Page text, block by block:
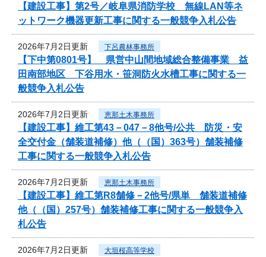
【建設工事】第2号／岐阜県消防学校 無線LAN等ネ
ットワーク機器更新工事に関する一般競争入札公告
2026年7月2日更新 下呂農林事務所
【下中第0801号】 県営中山間地域総合整備事業 益
田南部地区 下谷用水・笹洞防火水槽工事に関する一
般競争入札公告
2026年7月2日更新 恵那土木事務所
【建設工事】維工第43－047－8他号/公共 防災・安
全交付金（舗装道補修）他（（国）363号）舗装補修
工事に関する一般競争入札公告
2026年7月2日更新 恵那土木事務所
【建設工事】維工第R8舗修－2他号/県単 舗装道補修
他（（国）257号）舗装補修工事に関する一般競争入
札公告
2026年7月2日更新 大垣桜高等学校